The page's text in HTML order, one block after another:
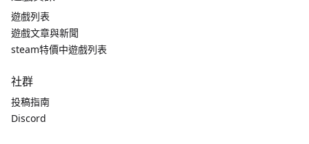
遊戲列表
遊戲文章與新聞
steam特價中遊戲列表
社群
投稿指南
Discord